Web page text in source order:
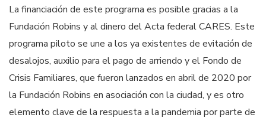
La financiación de este programa es posible gracias a la
Fundación Robins y al dinero del Acta federal CARES. Este
programa piloto se une a los ya existentes de evitación de
desalojos, auxilio para el pago de arriendo y el Fondo de
Crisis Familiares, que fueron lanzados en abril de 2020 por
la Fundación Robins en asociación con la ciudad, y es otro
elemento clave de la respuesta a la pandemia por parte de